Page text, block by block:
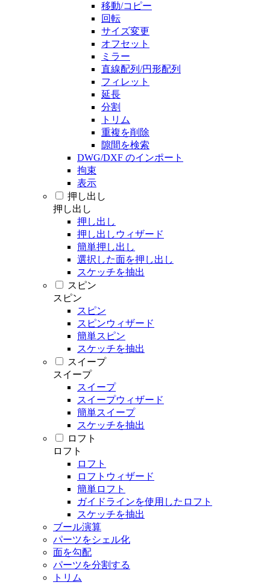
移動/コピー
回転
サイズ変更
オフセット
ミラー
直線配列/円形配列
フィレット
延長
分割
トリム
重複を削除
隙間を検索
DWG/DXF のインポート
拘束
表示
押し出し
押し出し
押し出し
押し出しウィザード
簡単押し出し
選択した面を押し出し
スケッチを抽出
スピン
スピン
スピン
スピンウィザード
簡単スピン
スケッチを抽出
スイープ
スイープ
スイープ
スイープウィザード
簡単スイープ
スケッチを抽出
ロフト
ロフト
ロフト
ロフトウィザード
簡単ロフト
ガイドラインを使用したロフト
スケッチを抽出
ブール演算
パーツをシェル化
面を勾配
パーツを分割する
トリム